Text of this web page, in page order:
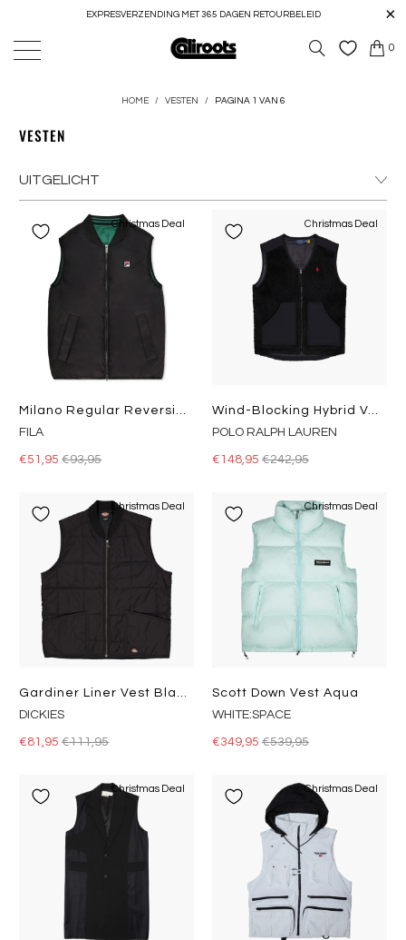
EXPRESVERZENDING MET 365 DAGEN RETOURBELEID
0
HOME / VESTEN / PAGINA 1 VAN 6
VESTEN
Christmas Deal
FILA
€51,95€93,95
Christmas Deal
POLO RALPH LAUREN
€148,95 €242,95
Christmas Deal
DICKIES
€81,95€111,95
Christmas Deal
Scott Down Vest Aqua
WHITE:SPACE
€349,95 €539,95
Christmas Deal Christmas Deal